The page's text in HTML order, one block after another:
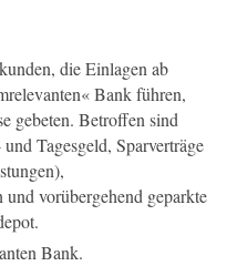
die Einlagen ab
Bank führen,
gebeten. Betroffen sind
Tagesgeld, Sparverträge
vorübergehend geparkte
Bank.